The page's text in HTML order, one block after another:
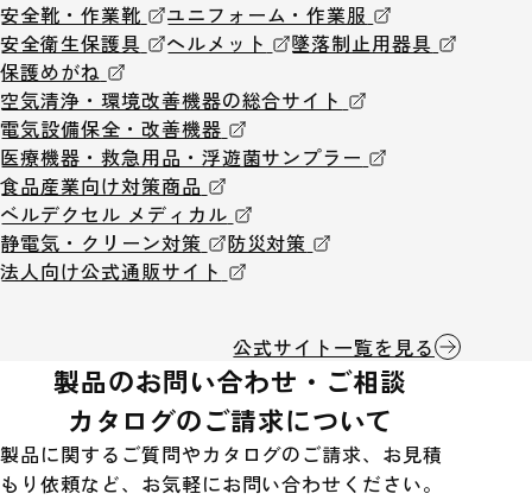
安全靴・作業靴
ユニフォーム・作業服
安全衛生保護具
ヘルメット
墜落制止用器具
保護めがね
空気清浄・環境改善機器の総合サイト
電気設備保全・改善機器
医療機器・救急用品・浮遊菌サンプラー
食品産業向け対策商品
ベルデクセル メディカル
静電気・クリーン対策
防災対策
法人向け公式通販サイト
公式サイト一覧を見る
製品のお問い合わせ・ご相談
カタログのご請求について
製品に関するご質問やカタログのご請求、お見積
もり依頼など、お気軽にお問い合わせください。